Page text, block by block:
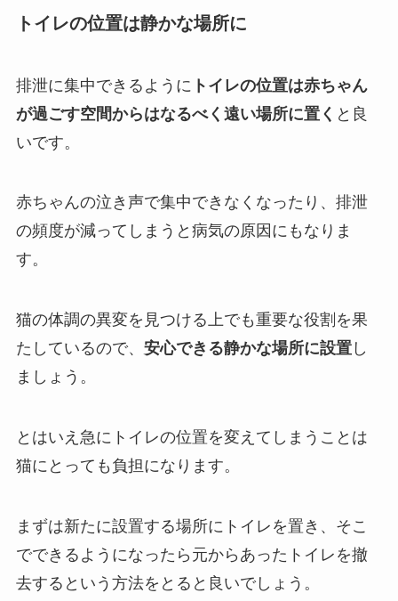
トイレの位置は静かな場所に
排泄に集中できるように トイレの位置は赤ちゃん
が過ごす空間からはなるべく遠い場所に置く と良
いです。
赤ちゃんの泣き声で集中できなくなったり、排泄
の頻度が減ってしまうと病気の原因にもなりま
す。
猫の体調の異変を見つける上でも重要な役割を果
たしているので、 安心できる静かな場所に設置し
ましょう。
とはいえ急にトイレの位置を変えてしまうことは
猫にとっても負担になります。
まずは新たに設置する場所にトイレを置き、そこ
でできるようになったら元からあったトイレを撤
去するという方法をとると良いでしょう。